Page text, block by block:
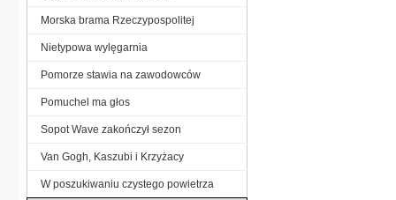
Morska brama Rzeczypospolitej
Nietypowa wylęgarnia
Pomorze stawia na zawodowców
Pomuchel ma głos
Sopot Wave zakończył sezon
Van Gogh, Kaszubi i Krzyżacy
W poszukiwaniu czystego powietrza